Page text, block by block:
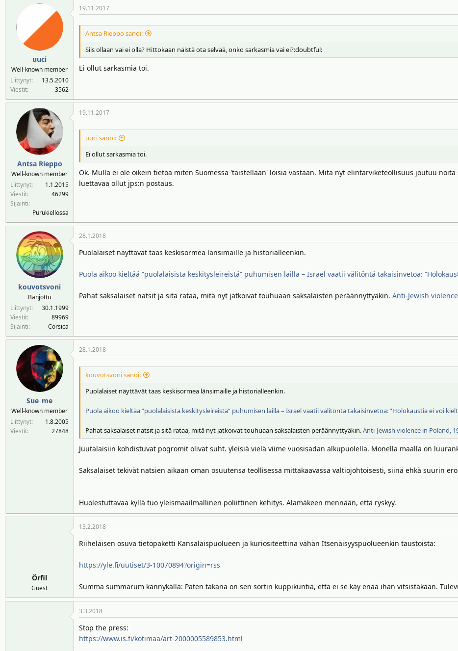
uuci
Well-known member
Liittynyt
13.5.2010
Viestit
3562
19.11.2017
Antsa Rieppo sanoi:
Siis ollaan vai ei olla? Hittokaan näistä ota selvää, onko sarkasmia vai ei?:doubtful:
Ei ollut sarkasmia toi.
Antsa Rieppo
Well-known member
Liittynyt
1.1.2015
Viestit
46299
Sijainti
Purukiellossa
19.11.2017
uuci sanoi:
Ei ollut sarkasmia toi.
Ok. Mulla ei ole oikein tietoa miten Suomessa 'taistellaan' loisia vastaan. Mitä nyt elintarviketeollisuus joutuu
luettavaa ollut jps:n postaus.
kouvotsvoni
Banjottu
Liittynyt
30.1.1999
Viestit
89969
Sijainti
Corsica
28.1.2018
Puolalaiset näyttävät taas keskisormea länsimaille ja historialleenkin.
Puola aikoo kieltää ”puolalaisista keskitysleireistä” puhumisen lailla – Israel vaatii välitöntä takaisinvetoa:
Pahat saksalaiset natsit ja sitä rataa, mitä nyt jatkoivat touhuaan saksalaisten peräännyttyäkin. Anti-Jewish
Sue_me
Well-known member
Liittynyt
1.8.2005
Viestit
27848
28.1.2018
kouvotsvoni sanoi:
Puolalaiset näyttävät taas keskisormea länsimaille ja historialleenkin.
Puola aikoo kieltää ”puolalaisista keskitysleireistä” puhumisen lailla – Israel vaatii välitöntä takaisinvetoa: ”Holokaustia ei voi
Pahat saksalaiset natsit ja sitä rataa, mitä nyt jatkoivat touhuaan saksalaisten peräännyttyäkin.Anti-Jewish violence in Poland,
Juutalaisiin kohdistuvat pogromit olivat suht. yleisiä vielä viime vuosisadan alkupuolella. Monella maalla on
Saksalaiset tekivät natsien aikaan oman osuutensa teollisessa mittakaavassa valtiojohtoisesti, siinä ehkä suurin
Huolestuttavaa kyllä tuo yleismaailmallinen poliittinen kehitys. Alamäkeen mennään, että ryskyy.
Örfil
Guest
13.2.2018
Riiheläisen osuva tietopaketti Kansalaispuolueen ja kuriositeettina vähän Itsenäisyyspuolueenkin taustoista:
https://yle.fi/uutiset/3-10070894?origin=rss
Summa summarum kännykällä: Paten takana on sen sortin kuppikuntia, että ei se käy enää ihan vitsistäkään.
3.3.2018
Stop the press:
https://www.is.fi/kotimaa/art-2000005589853.html